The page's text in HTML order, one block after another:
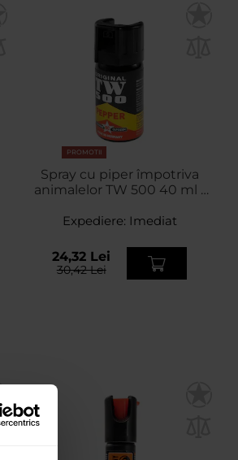
PROMOTII
Spray cu piper împotriva
animalelor TW 500 40 ml -
Expediere: Imediat
24,32 Lei
30,42 Lei